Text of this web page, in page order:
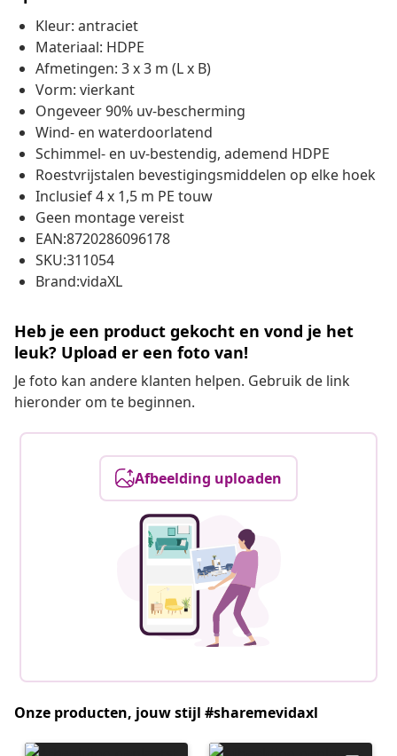
Kleur: antraciet
Materiaal: HDPE
Afmetingen: 3 x 3 m (L x B)
Vorm: vierkant
Ongeveer 90% uv-bescherming
Wind- en waterdoorlatend
Schimmel- en uv-bestendig, ademend HDPE
Roestvrijstalen bevestigingsmiddelen op elke hoek
Inclusief 4 x 1,5 m PE touw
Geen montage vereist
EAN:8720286096178
SKU:311054
Brand:vidaXL
Heb je een product gekocht en vond je het
leuk? Upload er een foto van!
Je foto kan andere klanten helpen. Gebruik de link
hieronder om te beginnen.
Afbeelding uploaden
Onze producten, jouw stijl #sharemevidaxl